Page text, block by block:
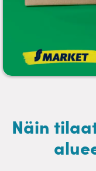
Näin